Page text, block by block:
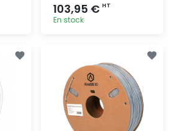
103,95 € HT
En stock